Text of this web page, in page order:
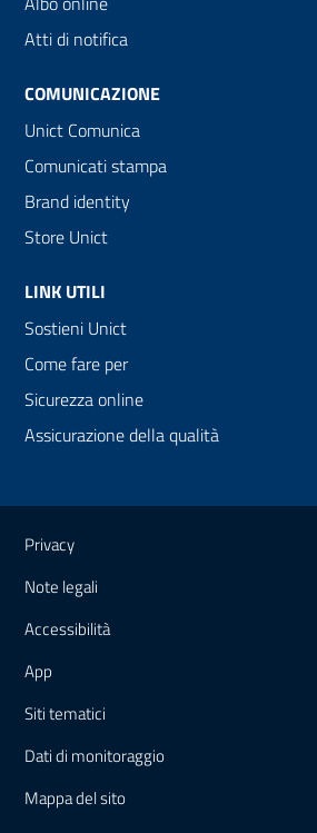
Atti di notifica
COMUNICAZIONE
Unict Comunica
Comunicati stampa
Brand identity
Store Unict
LINK UTILI
Sostieni Unict
Come fare per
Sicurezza online
Assicurazione della qualità
Link e informazioni utili
Privacy
Note legali
Accessibilità
App
Siti tematici
Dati di monitoraggio
Mappadel sito